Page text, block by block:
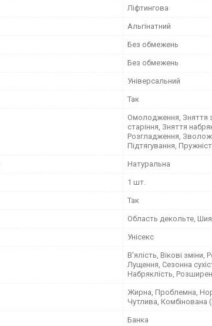
Ліфтингова
Альгінатний
Без обмежень
Без обмежень
Універсальний
Так
Омолодження, Зняття
старіння, Зняття
Розгладження,
Підтягування,
Натуральна
1 шт.
Так
Область декольте,
Унісекс
В'ялість, Вікові
Лущення, Сезонна
Набряклість,
Жирна, Проблемна,
Чутлива, Комбінована
Банка